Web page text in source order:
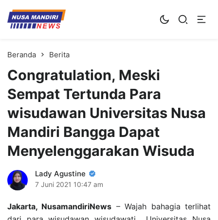
Kampus Digital Bisnis
Universitas Nusa Mandiri
Beranda Berita
Congratulation, Meski
Sempat Tertunda Para
wisudawan Universitas Nusa
Mandiri Bangga Dapat
Menyelenggarakan Wisuda
Lady Agustine
7 Juni 2021 10:47 am
Jakarta, NusamandiriNews – Wajah bahagia terlihat